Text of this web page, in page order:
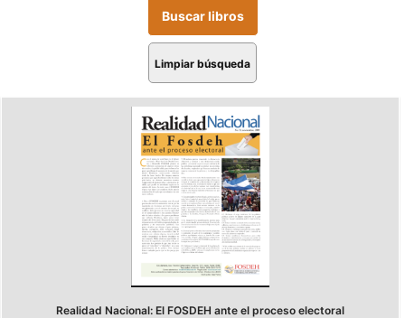
Limpiar búsqueda
Realidad Nacional: El FOSDEH ante el proceso electoral